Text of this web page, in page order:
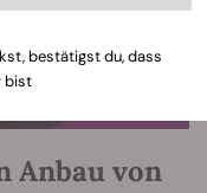
Anbau von
bestätigst du, dass
bist